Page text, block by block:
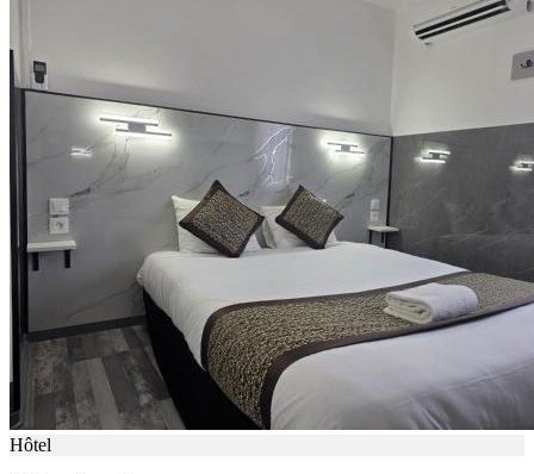
Hôtel